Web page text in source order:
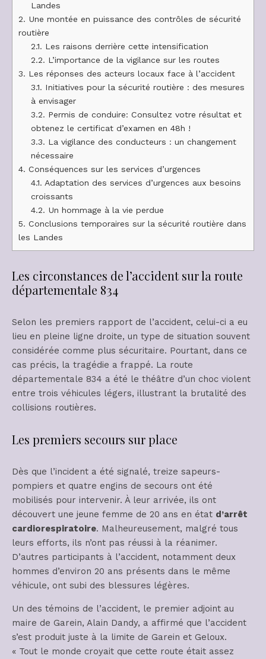
Landes
2. Une montée en puissance des contrôles de sécurité
routière
2.1. Les raisons derrière cette intensification
2.2. L’importance de la vigilance sur les routes
3. Les réponses des acteurs locaux face à l’accident
3.1. Initiatives pour la sécurité routière : des mesures
à envisager
3.2. Permis de conduire: Consultez votre résultat et
obtenez le certificat d’examen en 48h !
3.3. La vigilance des conducteurs : un changement
nécessaire
4. Conséquences sur les services d’urgences
4.1. Adaptation des services d’urgences aux besoins
croissants
4.2. Un hommage à la vie perdue
5. Conclusions temporaires sur la sécurité routière dans
les Landes
Les circonstances de l’accident sur la route
départementale 834
Selon les premiers rapport de l’accident, celui-ci a eu
lieu en pleine ligne droite, un type de situation souvent
considérée comme plus sécuritaire. Pourtant, dans ce
cas précis, la tragédie a frappé. La route
départementale 834 a été le théâtre d’un choc violent
entre trois véhicules légers, illustrant la brutalité des
collisions routières.
Les premiers secours sur place
Dès que l’incident a été signalé, treize sapeurs-
pompiers et quatre engins de secours ont été
mobilisés pour intervenir. À leur arrivée, ils ont
découvert une jeune femme de 20 ans en état d’arrêt
cardiorespiratoire. Malheureusement, malgré tous
leurs efforts, ils n’ont pas réussi à la réanimer.
D’autres participants à l’accident, notamment deux
hommes d’environ 20 ans présents dans le même
véhicule, ont subi des blessures légères.
Un des témoins de l’accident, le premier adjoint au
maire de Garein, Alain Dandy, a affirmé que l’accident
s’est produit juste à la limite de Garein et Geloux.
« Tout le monde croyait que cette route était assez